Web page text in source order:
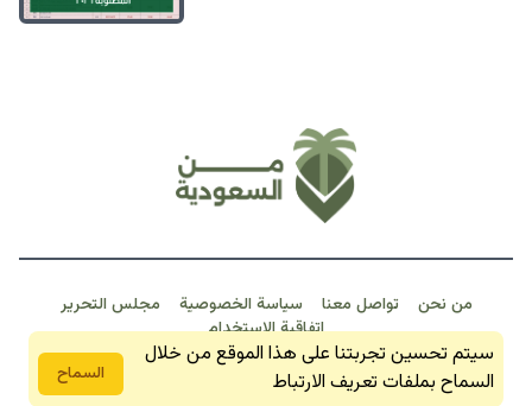
خبـر عـاجـل
من نحن تواصل معنا سياسة الخصوصية
مجلس التحرير
اتفاقية الاستخدام
من السعودية 2026 © جمبع الحقوق محفوظة
سيتم تحسين تجربتنا على هذا الموقع من خلال
السماح بملفات تعريف الارتباط
السماح